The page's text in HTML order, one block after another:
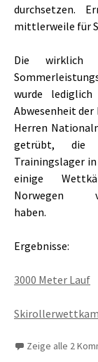
durchsetzen.
mittlerweile für
Die wirklich
wurde
Abwesenheit der
Herren
getrübt,
Trainingslager
einige
Norwegen
haben.
Ergebnisse:
3000 Meter Lauf
Zeige alle 2